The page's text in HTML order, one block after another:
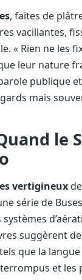
, faites de
vacillantes,
« Rien ne les
leur nature
publique
mais
le
vertigineux
série de
suggèrent
que la
et les